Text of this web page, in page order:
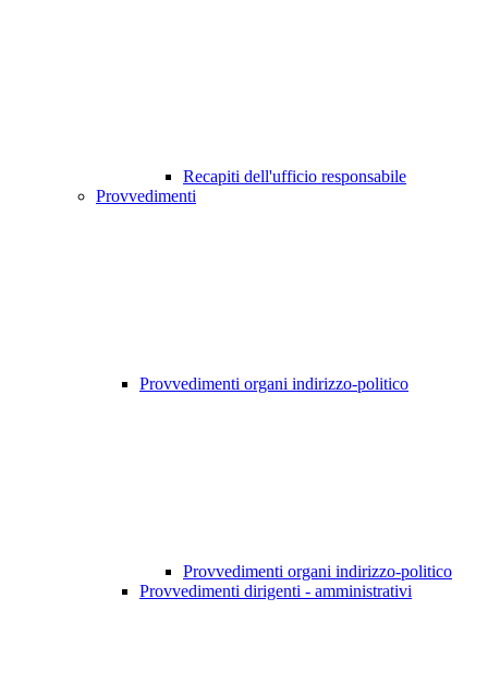
Recapiti dell'ufficio responsabile
Provvedimenti
Provvedimenti organi indirizzo-politico
Provvedimenti organi indirizzo-politico
Provvedimenti dirigenti - amministrativi